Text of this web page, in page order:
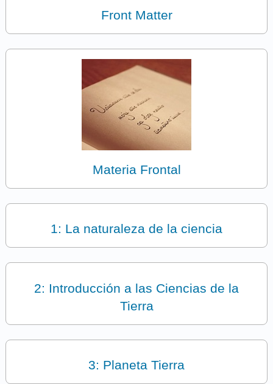
Front Matter
Materia Frontal
1: La naturaleza de la ciencia
2: Introducción a las Ciencias de la
Tierra
3: Planeta Tierra